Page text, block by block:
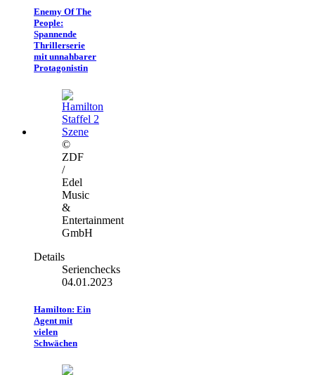
Enemy Of The
People:
Spannende
Thrillerserie
mit unnahbarer
Protagonistin
©
ZDF
/
Edel
Music
&
Entertainment
GmbH
Details
Serienchecks
04.01.2023
Hamilton: Ein
Agent mit
vielen
Schwächen